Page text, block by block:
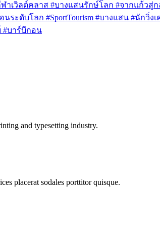
ฬาเวิลด์คลาส #บางแสนรักษ์โลก #จากแก้วสู่ก
ธอนระดับโลก #SportTourism #บางแสน #นั
#บาร์บีกอน
and typesetting industry.
placerat sodales porttitor quisque.